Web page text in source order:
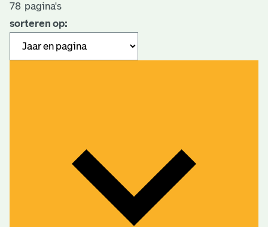
78 pagina's
sorteren op: